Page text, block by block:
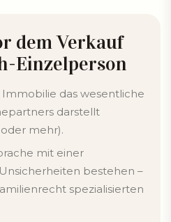
dem Verkauf
Einzelperson
Immobilie das wesentliche
darstellt
mehr).
mit einer
bestehen –
spezialisierten